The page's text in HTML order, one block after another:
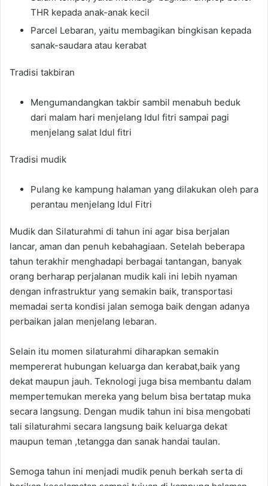
THR kepada anak-anak kecil
Parcel Lebaran, yaitu membagikan bingkisan kepada
sanak-saudara atau kerabat
Tradisi takbiran
Mengumandangkan takbir sambil menabuh beduk
dari malam hari menjelang Idul fitri sampai pagi
menjelang salat Idul fitri
Tradisi mudik
Pulang ke kampung halaman yang dilakukan oleh para
perantau menjelang Idul Fitri
Mudik dan Silaturahmi di tahun ini agar bisa berjalan
lancar, aman dan penuh kebahagiaan. Setelah beberapa
tahun terakhir menghadapi berbagai tantangan, banyak
orang berharap perjalanan mudik kali ini lebih nyaman
dengan infrastruktur yang semakin baik, transportasi
memadai serta kondisi jalan semoga baik dengan adanya
perbaikan jalan menjelang lebaran.
Selain itu momen silaturahmi diharapkan semakin
mempererat hubungan keluarga dan kerabat,baik yang
dekat maupun jauh. Teknologi juga bisa membantu dalam
mempertemukan mereka yang belum bisa bertatap muka
secara langsung. Dengan mudik tahun ini bisa mengobati
tali silaturahmi secara langsung baik keluarga dekat
maupun teman ,tetangga dan sanak handai taulan.
Semoga tahun ini menjadi mudik penuh berkah serta di